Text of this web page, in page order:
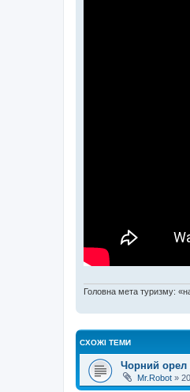
Головна мета туризму:
СХОЖІ ТЕМИ
Чорний орел
Mr.Robot »